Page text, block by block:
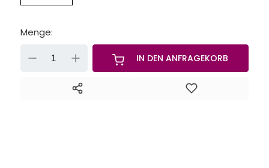
Menge:
IN DEN ANFRAGEKORB